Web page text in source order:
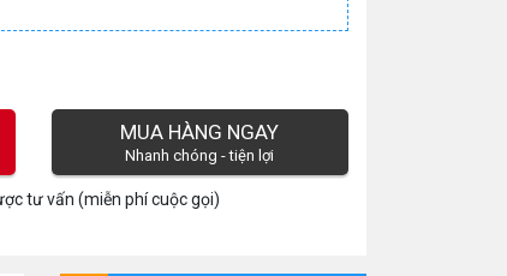
MUA HÀNG NGAY
Nhanh chóng - tiện lợi
tư vấn (miễn phí cuộc gọi)